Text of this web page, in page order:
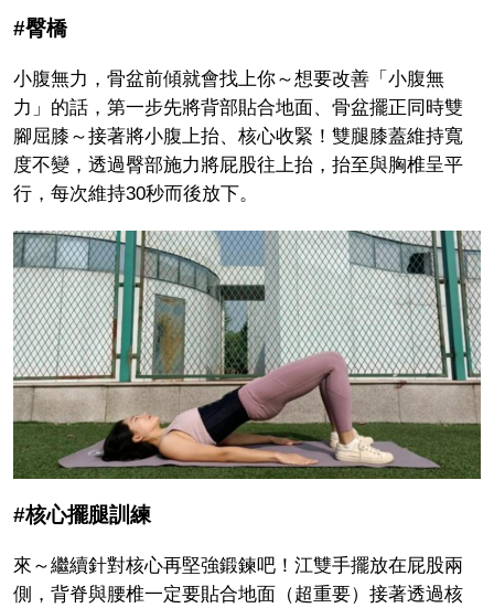
#臀橋
小腹無力，骨盆前傾就會找上你～想要改善「小腹無
力」的話，第一步先將背部貼合地面、骨盆擺正同時雙
腳屈膝～接著將小腹上抬、核心收緊！雙腿膝蓋維持寬
度不變，透過臀部施力將屁股往上抬，抬至與胸椎呈平
行，每次維持30秒而後放下。
#核心擺腿訓練
來～繼續針對核心再堅強鍛鍊吧！江雙手擺放在屁股兩
側，背脊與腰椎一定要貼合地面（超重要）接著透過核